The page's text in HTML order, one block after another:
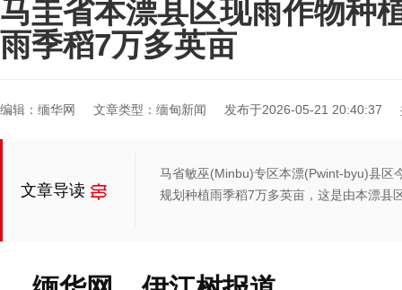
马圭省本漂县区现雨作物种
雨季稻7万多英亩
编辑：缅华网 文章类型：缅甸新闻 发布于2026-05-21 20:40:37
文章导读
马省敏巫(Minbu)专区本漂(Pwint-byu)县区
规划种植雨季稻7万多英亩，这是由本漂县